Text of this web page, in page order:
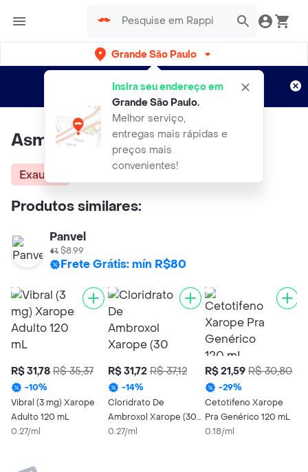
Grande São Paulo
Insira seu endereço em
Grande São Paulo.
Melhor serviço,
entregas mais rápidas e
preços mais
convenientes!
Entregas grátis por 15 dias!
Aplicam T&C
Asmofen (0.2 mg/mL)
Exausta
Produtos similares:
Panvel
$8.99
Frete Grátis: mín R$80
R$ 31,78 R$ 35,37
-10%
Vibral (3 mg) Xarope
Adulto 120 mL
0.27/ml
R$ 31,72 R$ 37,12
-14%
Cloridrato De
Ambroxol Xarope (30
mg)
0.27/ml
R$ 21,59 R$ 30,80
-29%
Cetotifeno Xarope
Pra Genérico 120 mL
0.18/ml